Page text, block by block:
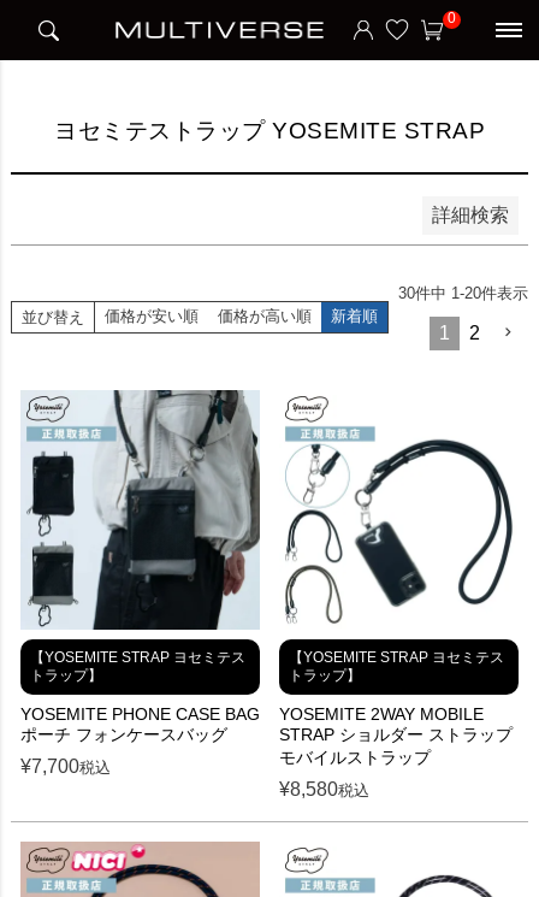
0
ヨセミテストラップ YOSEMITE STRAP
詳細検索
並び順
新着順
並び替え 価格が安い順 価格が高い順 新着順
30件中 1-20件表示
1 2
【YOSEMITE STRAP ヨセミテス
トラップ】
YOSEMITE PHONE CASE BAG
ポーチ フォンケースバッグ
¥7,700税込
【YOSEMITE STRAP ヨセミテス
トラップ】
YOSEMITE 2WAY MOBILE
STRAP ショルダー ストラップ
モバイルストラップ
¥8,580税込